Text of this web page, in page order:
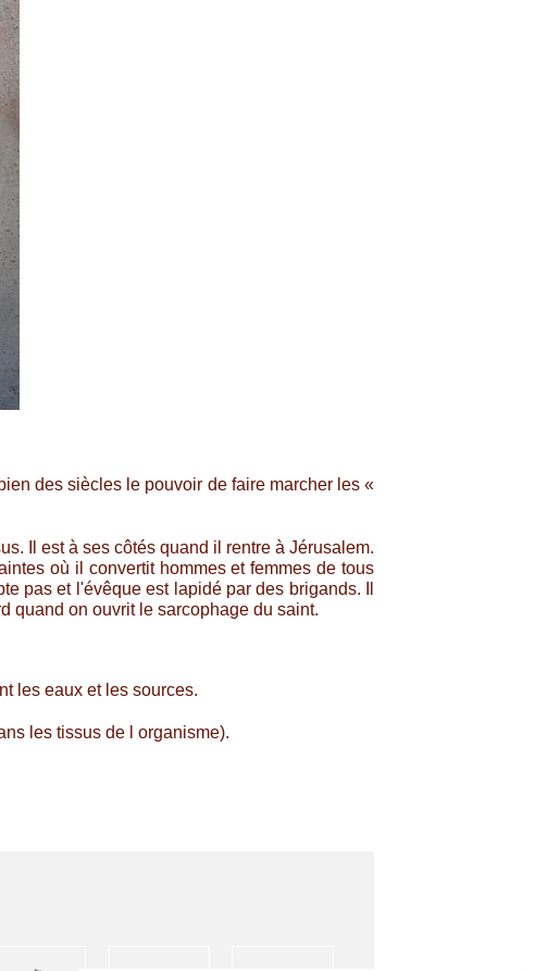
des siècles le pouvoir de faire marcher les «
Il est à ses côtés quand il rentre à Jérusalem.
où il convertit hommes et femmes de tous
pas et l'évêque est lapidé par des brigands. Il
quand on ouvrit le sarcophage du saint.
les eaux et les sources.
les tissus de l organisme).